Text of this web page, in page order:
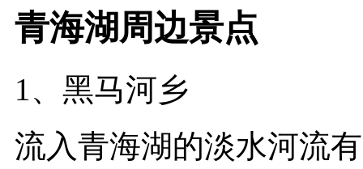
青海湖周边景点
1、黑马河乡
流入青海湖的淡水河流